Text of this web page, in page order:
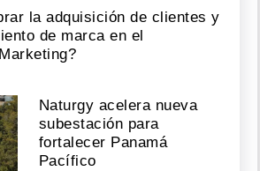
la adquisición de clientes y
de marca en el
Naturgy acelera nueva
subestación para
fortalecer Panamá
Pacífico